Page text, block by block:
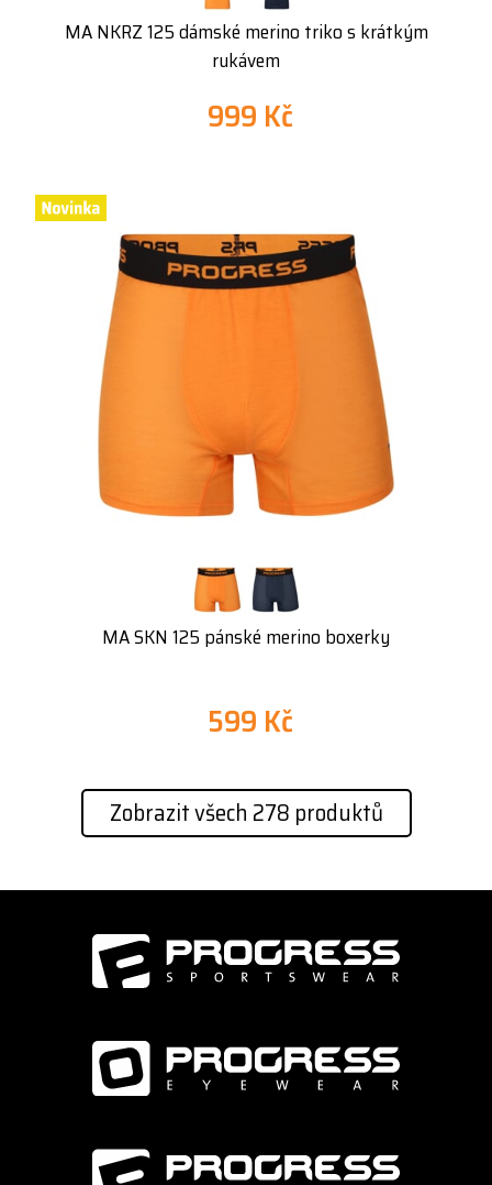
MA NKRZ 125 dámské merino triko s krátkým
rukávem
999 Kč
MA SKN 125 pánské merino boxerky
599 Kč
Zobrazit všech 278 produktů